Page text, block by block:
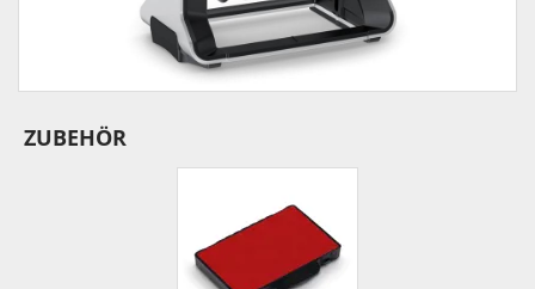
ZUBEHÖR